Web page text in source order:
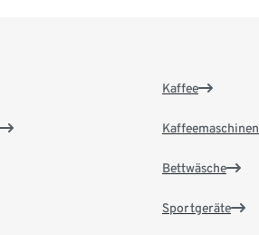
Kaffee
Kaffeemaschinen
Bettwäsche
Sportgeräte